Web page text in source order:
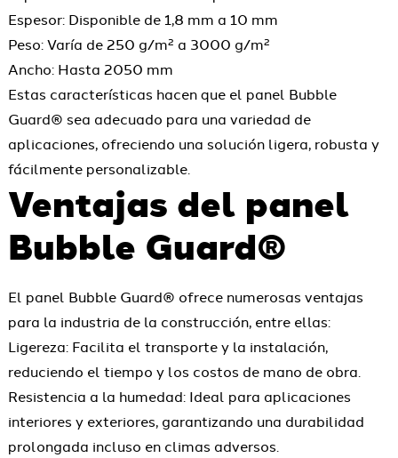
Espesor: Disponible de 1,8 mm a 10 mm
Peso: Varía de 250 g/m² a 3000 g/m²
Ancho: Hasta 2050 mm
Estas características hacen que el panel Bubble
Guard® sea adecuado para una variedad de
aplicaciones, ofreciendo una solución ligera, robusta y
fácilmente personalizable.
Ventajas del panel
Bubble Guard®
El panel Bubble Guard® ofrece numerosas ventajas
para la industria de la construcción, entre ellas:
Ligereza: Facilita el transporte y la instalación,
reduciendo el tiempo y los costos de mano de obra.
Resistencia a la humedad: Ideal para aplicaciones
interiores y exteriores, garantizando una durabilidad
prolongada incluso en climas adversos.